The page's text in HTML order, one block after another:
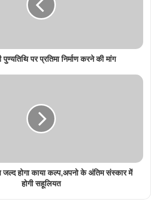
पुण्यतिथि पर प्रतिमा निर्माण करने की मांग
जल्द होगा काया कल्प,अपनो के अंतिम संस्कार में
होगी सहूलियत